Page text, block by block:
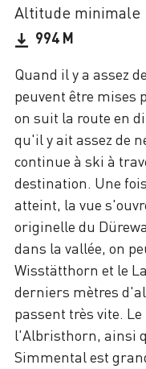
Quand il y a assez
peuvent être mises
on suit la route en
qu'il y ait assez de
continue à ski à
destination. Une
atteint, la vue
originelle du
dans la vallée, on
Wisstätthorn et le
derniers mètres
passent très vite.
l'Albristhorn, ainsi
Simmental est
Altitude minimale
994 M